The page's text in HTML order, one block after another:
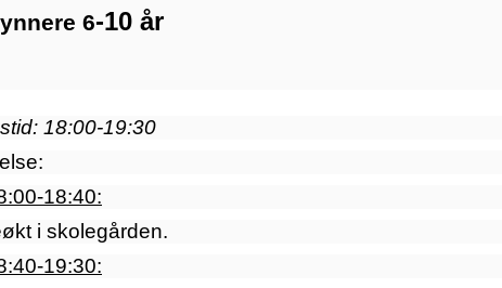
6-10 år
18:00-19:30
18:40:
i skolegården.
19:30: